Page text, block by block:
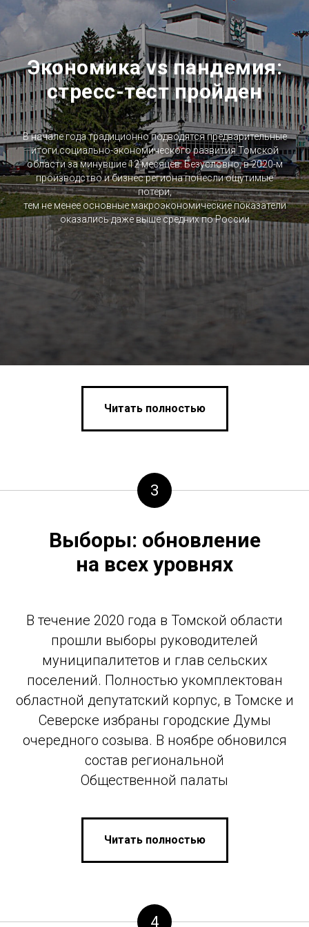
Экономика vs пандемия:
стресс-тест пройден
В начале года традиционно подводятся предварительные
итоги социально-экономического развития Томской
области за минувшие 12 месяцев. Безусловно, в 2020-м
производство и бизнес региона понесли ощутимые
потери,
тем не менее основные макроэкономические показатели
оказались даже выше средних по России
Читать полностью
3
Выборы: обновление
на всех уровнях
В течение 2020 года в Томской области
прошли выборы руководителей
муниципалитетов и глав сельских
поселений. Полностью укомплектован
областной депутатский корпус, в Томске и
Северске избраны городские Думы
очередного созыва. В ноябре обновился
состав региональной
Общественной палаты
Читать полностью
4